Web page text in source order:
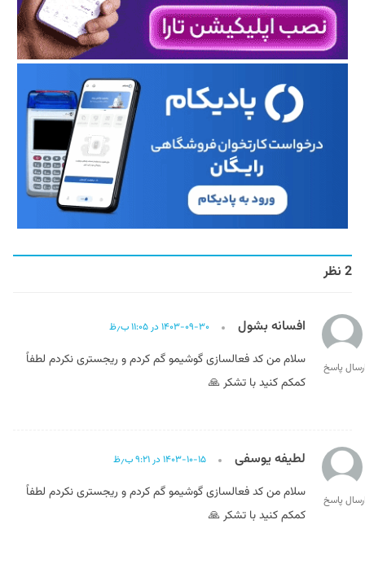
2 نظر
افسانه بشول ۱۴۰۳-۰۹-۳۰ در ۱۱:۰۵ ب٫ظ
سلام من کد فعالسازی گوشیمو گم کردم و ریجستری نکردم لطفاً
کمکم کنید با تشکر 🙏
پاسخ
لطیفه یوسفی ۱۴۰۳-۱۰-۱۵ در ۹:۲۱ ب٫ظ
سلام من کد فعالسازی گوشیمو گم کردم و ریجستری نکردم لطفاً
کمکم کنید با تشکر 🙏
پاسخ